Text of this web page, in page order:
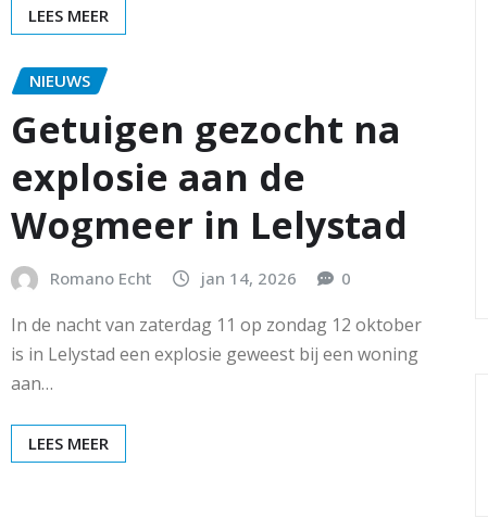
LEES MEER
NIEUWS
Getuigen gezocht na
explosie aan de
Wogmeer in Lelystad
Romano Echt jan 14, 2026 0
In de nacht van zaterdag 11 op zondag 12 oktober
is in Lelystad een explosie geweest bij een woning
aan…
LEES MEER